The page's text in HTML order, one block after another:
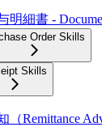
明細書 -
Order Skills
Skills
（Remittance